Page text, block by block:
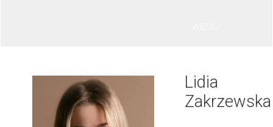
Lidia
Zakrzewska